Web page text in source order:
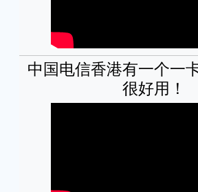
中国电信香港有一个一
很好用！